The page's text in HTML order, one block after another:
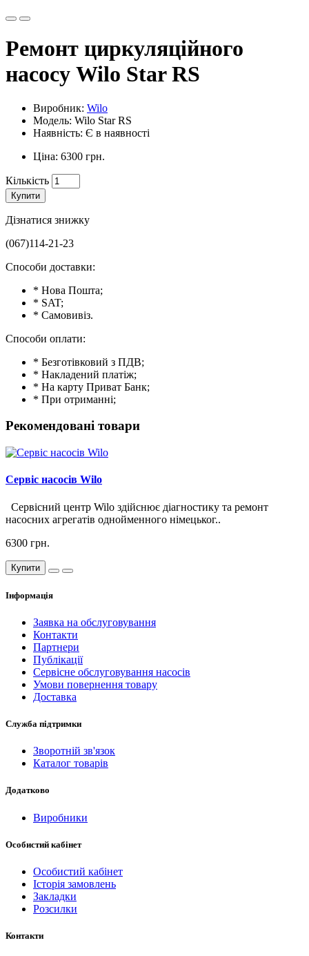
Ремонт циркуляційного
насосу Wilo Star RS
Виробник: Wilo
Модель: Wilo Star RS
Наявність: Є в наявності
Ціна: 6300 грн.
Кількість
Купити
Дізнатися знижку
(067)114-21-23
Способи доставки:
* Нова Пошта;
* SAT;
* Самовивіз.
Способи оплати:
* Безготівковий з ПДВ;
* Накладений платіж;
* На карту Приват Банк;
* При отриманні;
Рекомендовані товари
Сервіс насосів Wilo
Сервісний центр Wilo здійснює діагностику та ремонт
насосних агрегатів однойменного німецьког..
6300 грн.
Купити
Інформація
Заявка на обслуговування
Контакти
Партнери
Публікації
Сервісне обслуговування насосів
Умови повернення товару
Доставка
Служба підтримки
Зворотній зв'язок
Каталог товарів
Додатково
Виробники
Особистий кабінет
Особистий кабінет
Історія замовлень
Закладки
Розсилки
Контакти